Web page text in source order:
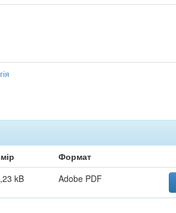
Формат
kB Adobe PDF